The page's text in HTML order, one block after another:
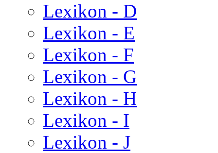
Lexikon - D
Lexikon - E
Lexikon - F
Lexikon - G
Lexikon - H
Lexikon - I
Lexikon - J